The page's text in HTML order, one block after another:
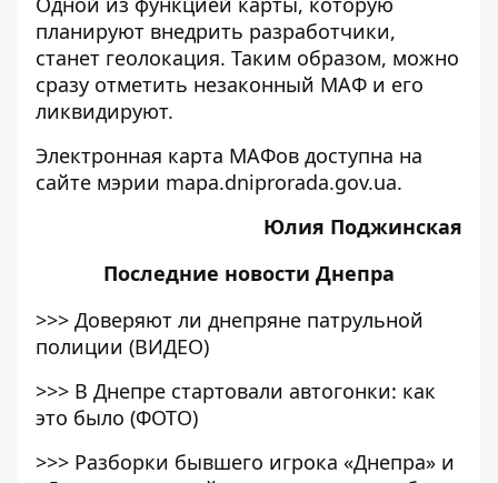
планируют внедрить разработчики,
станет геолокация. Таким образом, можно
сразу отметить незаконный МАФ и его
ликвидируют.
Электронная карта МАФов доступна на
сайте мэрии mapa.dniprorada.gov.ua.
Юлия Поджинская
Последние новости Днепра
>>> Доверяют ли днепряне патрульной
полиции (ВИДЕО)
>>> В Днепре стартовали автогонки: как
это было (ФОТО)
>>> Разборки бывшего игрока «Днепра» и